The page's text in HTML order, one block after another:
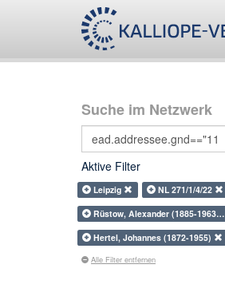
Suche im Netzwerk
Aktive Filter
Leipzig
NL 271/1/4/22
Rüstow, Alexander (1885-1963…
Hertel, Johannes (1872-1955)
Alle Filter entfernen